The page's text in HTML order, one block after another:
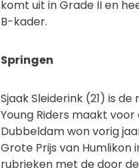
komt uit in Grade II en
B-kader.
Springen
Sjaak Sleiderink (21) is
Young Riders maakt
Dubbeldam won vorig
Grote Prijs van Humlikon
rubrieken met de door